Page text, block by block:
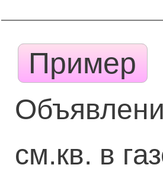
Пример
см.кв. в